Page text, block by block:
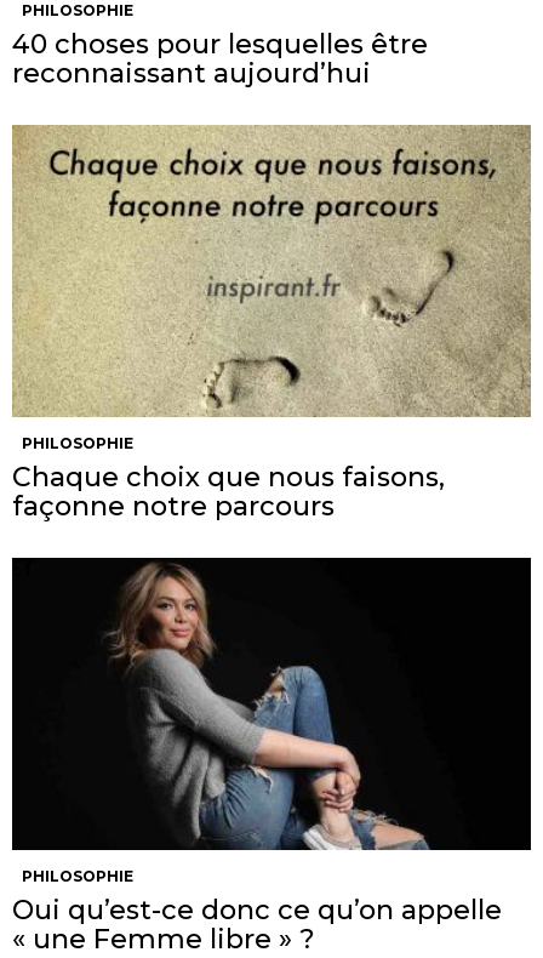
PHILOSOPHIE
40 choses pour lesquelles être
reconnaissant aujourd’hui
PHILOSOPHIE
Chaque choix que nous faisons,
façonne notre parcours
PHILOSOPHIE
Oui qu’est-ce donc ce qu’on appelle
« une Femme libre » ?